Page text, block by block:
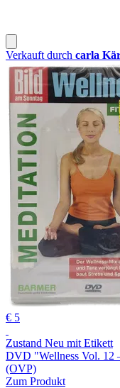
Verkauft durch carla
€ 5
Zustand Neu mit Etikett
DVD "Wellness Vol. 12
(OVP)
Zum Produkt